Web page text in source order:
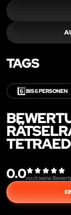
TAGS
6️⃣BIS 6 PERSONEN
0.0noch keine